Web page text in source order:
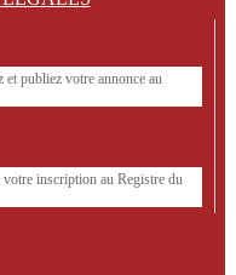
et publiez votre annonce au
inscription au Registre du